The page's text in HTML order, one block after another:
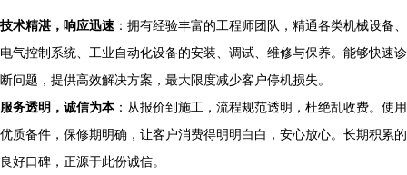
技术精湛，响应迅速 ：拥有经验丰富的工程师团队，精通各类机械设备、
电气控制系统、工业自动化设备的安装、调试、维修与保养。能够快速诊
断问题，提供高效解决方案，最大限度减少客户停机损失。
服务透明，诚信为本：从报价到施工，流程规范透明，杜绝乱收费。使用
优质备件，保修期明确，让客户消费得明明白白，安心放心。长期积累的
良好口碑，正源于此份诚信。